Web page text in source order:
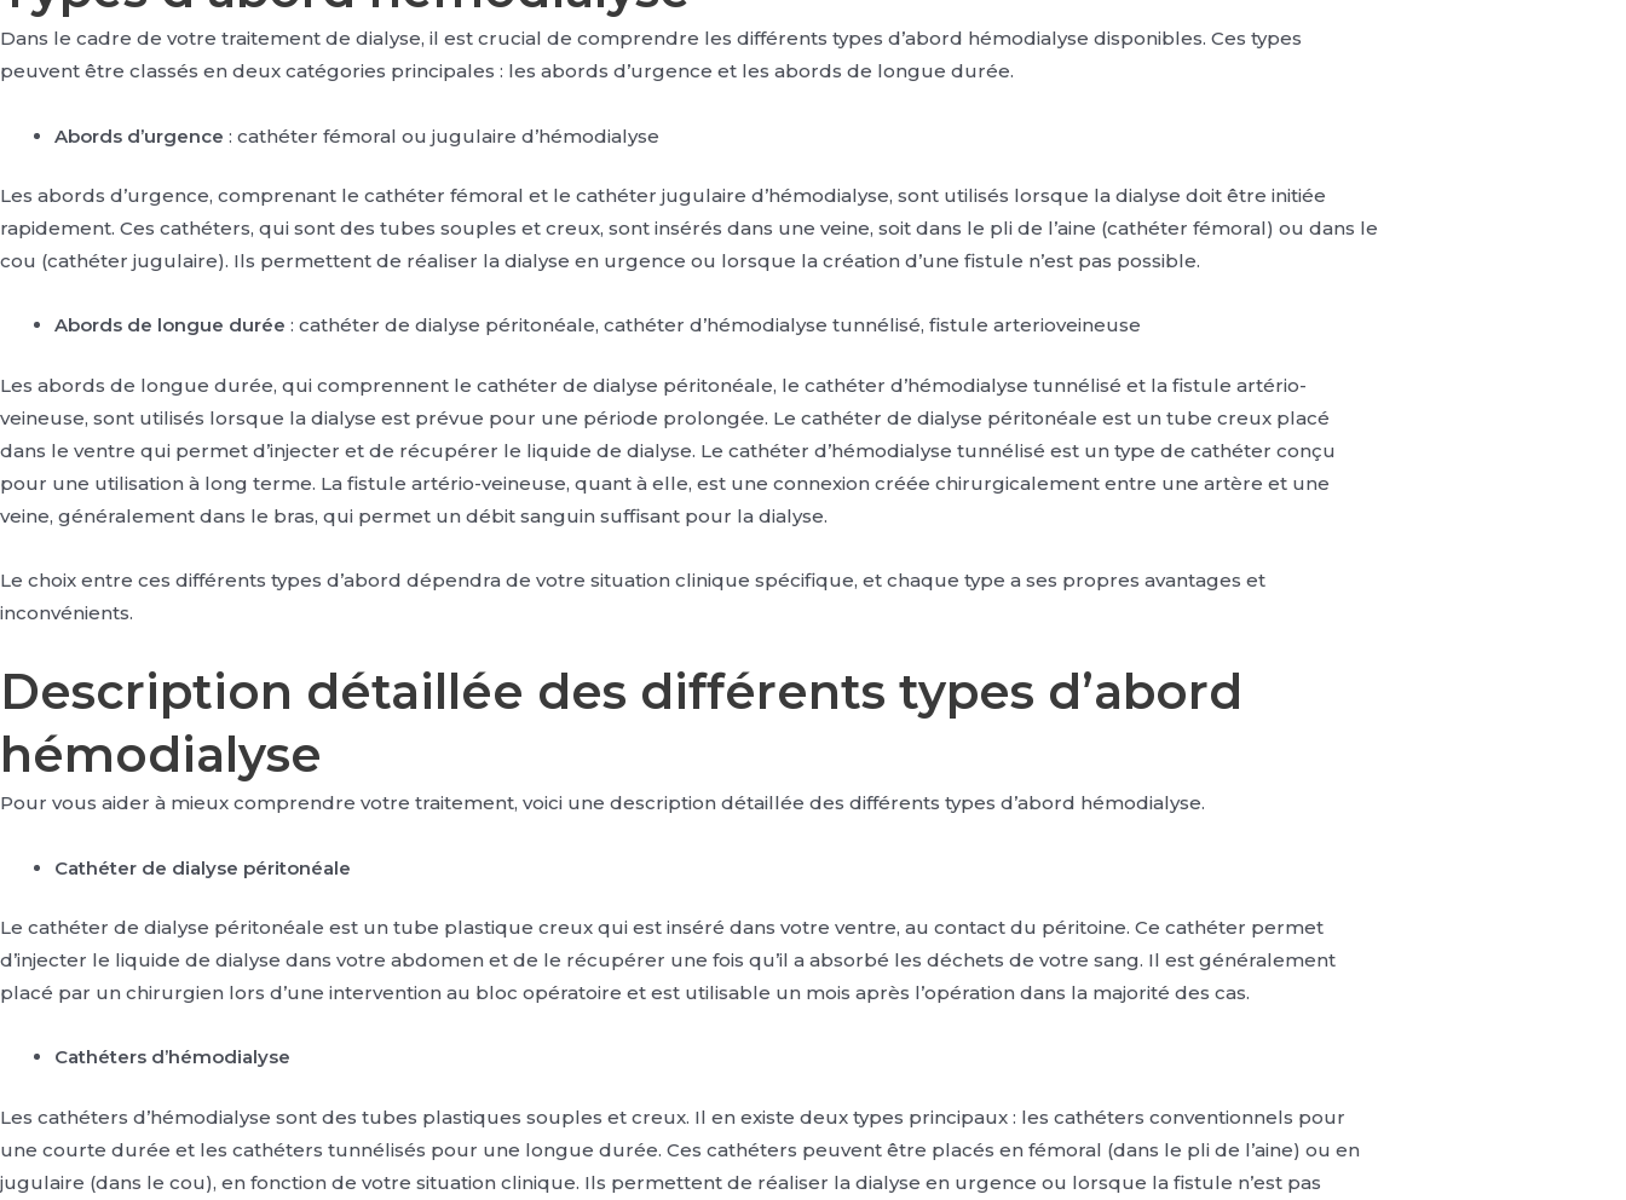
Dans le cadre de votre traitement de dialyse, il est crucial de comprendre les différents types d’abord hémodialyse disponibles. Ces types
peuvent être classés en deux catégories principales : les abords d’urgence et les abords de longue durée.
Abords d’urgence : cathéter fémoral ou jugulaire d’hémodialyse
Les abords d’urgence, comprenant le cathéter fémoral et le cathéter jugulaire d’hémodialyse, sont utilisés lorsque la dialyse doit être initiée
rapidement. Ces cathéters, qui sont des tubes souples et creux, sont insérés dans une veine, soit dans le pli de l’aine (cathéter fémoral) ou dans le
cou (cathéter jugulaire). Ils permettent de réaliser la dialyse en urgence ou lorsque la création d’une fistule n’est pas possible.
Abords de longue durée : cathéter de dialyse péritonéale, cathéter d’hémodialyse tunnélisé, fistule arterioveineuse
Les abords de longue durée, qui comprennent le cathéter de dialyse péritonéale, le cathéter d’hémodialyse tunnélisé et la fistule artério-
veineuse, sont utilisés lorsque la dialyse est prévue pour une période prolongée. Le cathéter de dialyse péritonéale est un tube creux placé
dans le ventre qui permet d’injecter et de récupérer le liquide de dialyse. Le cathéter d’hémodialyse tunnélisé est un type de cathéter conçu
pour une utilisation à long terme. La fistule artério-veineuse, quant à elle, est une connexion créée chirurgicalement entre une artère et une
veine, généralement dans le bras, qui permet un débit sanguin suffisant pour la dialyse.
Le choix entre ces différents types d’abord dépendra de votre situation clinique spécifique, et chaque type a ses propres avantages et
inconvénients.
Description détaillée des différents types d’abord
hémodialyse
Pour vous aider à mieux comprendre votre traitement, voici une description détaillée des différents types d’abord hémodialyse.
Cathéter de dialyse péritonéale
Le cathéter de dialyse péritonéale est un tube plastique creux qui est inséré dans votre ventre, au contact du péritoine. Ce cathéter permet
d’injecter le liquide de dialyse dans votre abdomen et de le récupérer une fois qu’il a absorbé les déchets de votre sang. Il est généralement
placé par un chirurgien lors d’une intervention au bloc opératoire et est utilisable un mois après l’opération dans la majorité des cas.
Cathéters d’hémodialyse
Les cathéters d’hémodialyse sont des tubes plastiques souples et creux. Il en existe deux types principaux : les cathéters conventionnels pour
une courte durée et les cathéters tunnélisés pour une longue durée. Ces cathéters peuvent être placés en fémoral (dans le pli de l’aine) ou en
jugulaire (dans le cou), en fonction de votre situation clinique. Ils permettent de réaliser la dialyse en urgence ou lorsque la fistule n’est pas